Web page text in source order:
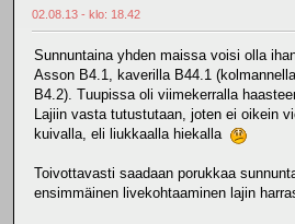
02.08.13 - klo: 18.42
Sunnuntaina yhden maissa voisi olla
Asson B4.1, kaverilla B44.1
B4.2). Tuupissa oli viimekerralla
Lajiin vasta tutustutaan, joten ei oikein
kuivalla, eli liukkaalla hiekalla
Toivottavasti saadaan porukkaa
ensimmäinen livekohtaaminen lajin